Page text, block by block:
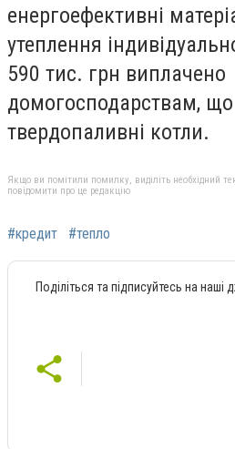
енергоефективні
утеплення
590 тис. грн виплачено
домогосподарствам,
твердопаливні котли.
Якщо ви помітили помилку, виділіть необхідний
повідомити про це редакцію
#кредит #тепло
Поділіться та підписуйтесь на наші